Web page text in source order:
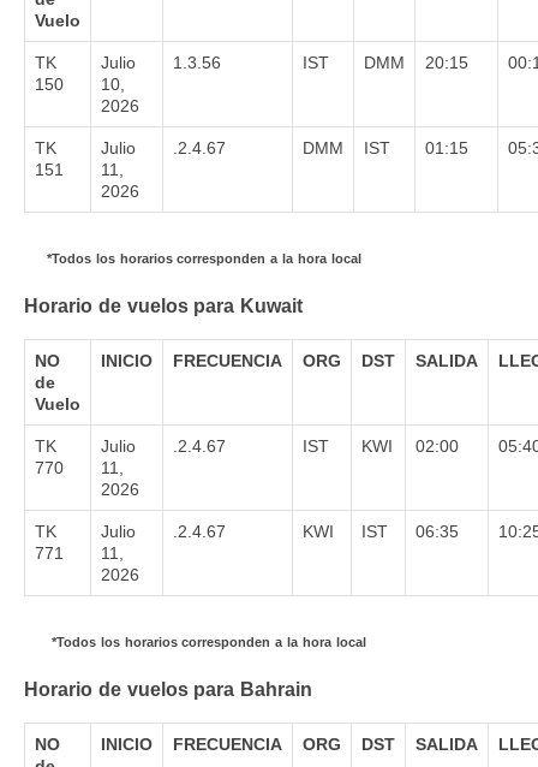
Vuelo
TK
150
Julio
10,
2026
1.3.56 IST DMM 20:15
TK
151
Julio
11,
2026
.2.4.67 DMM IST 01:15
*Todos los horarios corresponden a la hora local
Horario de vuelos para Kuwait
NO
de
Vuelo
INICIO FRECUENCIA ORG DST SALIDA
TK
770
Julio
11,
2026
.2.4.67 IST KWI 02:00
TK
771
Julio
11,
2026
.2.4.67 KWI IST 06:35
*Todos los horarios corresponden a la hora local
Horario de vuelos para Bahrain
NO
INICIO FRECUENCIA ORG DST SALIDA